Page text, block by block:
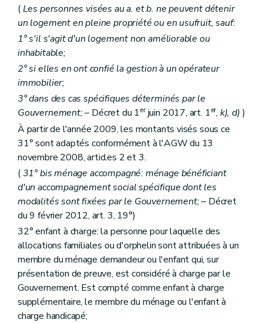
(Les personnes visées aua. etb. ne peuvent détenir
un logement en pleine propriété ou en usufruit, sauf:
1° s'il s'agit d'un logement non améliorable ou
inhabitable;
2° si elles en ont confié la gestion à un opérateur
immobilier;
3° dans des cas spécifiques déterminés par le
Gouvernement;– Décret du 1erjuin 2017, art. 1er, k), d) )
À partir de l'année 2009, les montants visés sous ce
31° sont adaptés conformément à l'AGW du 13
novembre 2008, articles 2 et 3.
(31°bisménage accompagné: ménage bénéficiant
d'un accompagnement social spécifique dont les
modalités sont fixées par le Gouvernement;– Décret
du 9 février 2012, art. 3, 19°)
32° enfant à charge: la personne pour laquelle des
allocations familiales ou d'orphelin sont attribuées à un
membre du ménage demandeur ou l'enfant qui, sur
présentation de preuve, est considéré à charge par le
Gouvernement. Est compté comme enfant à charge
supplémentaire, le membre du ménage ou l'enfant à
charge handicapé;